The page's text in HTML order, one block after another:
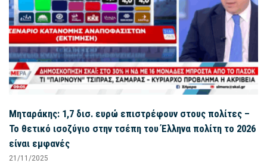
Μηταράκης: 1,7 δισ. ευρώ επιστρέφουν στους πολίτες –
Το θετικό ισοζύγιο στην τσέπη του Έλληνα πολίτη το 2026
είναι εμφανές
21/11/2025